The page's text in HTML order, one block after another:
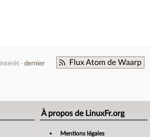
Flux Atom de Waarp
intérêt
dernier
À propos de LinuxFr.org
Mentions légales